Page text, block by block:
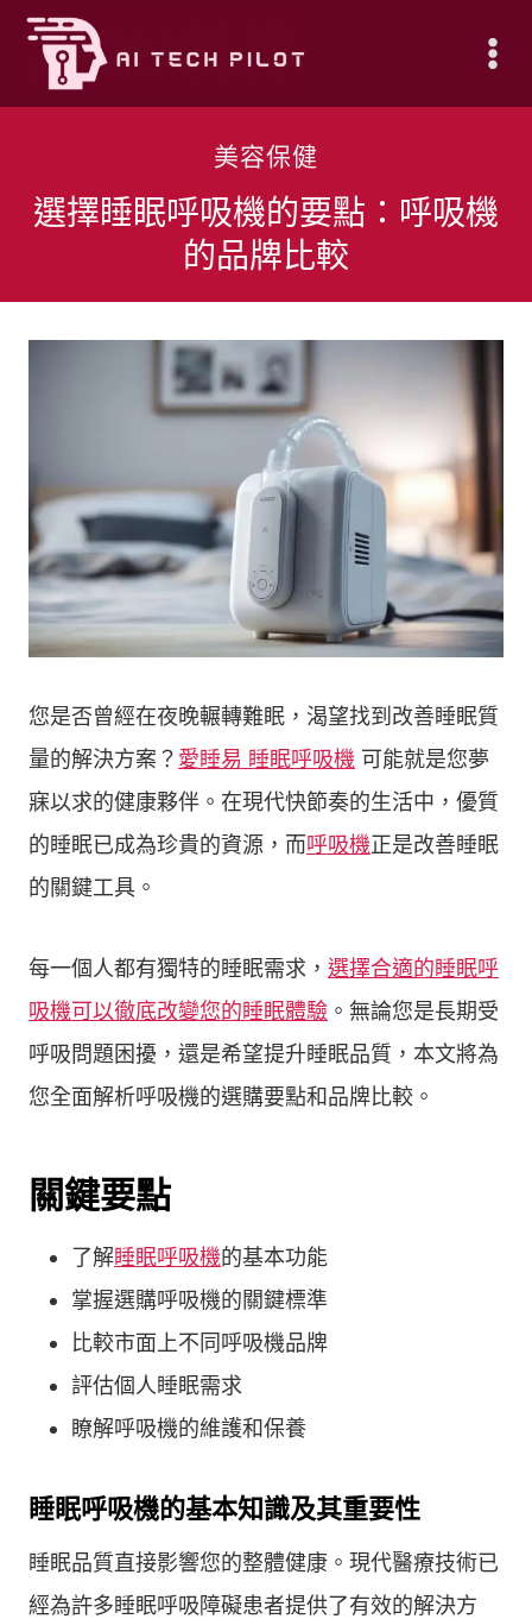
Skip
content
美容保健
選擇睡眠呼吸機的要點：呼吸機
的品牌比較
您是否曾經在夜晚輾轉難眠，渴望找到改善睡眠質
量的解決方案？ 愛睡易 睡眠呼吸機 可能就是您夢
寐以求的健康夥伴。在現代快節奏的生活中，優質
的睡眠已成為珍貴的資源，而呼吸機正是改善睡眠
的關鍵工具。
每一個人都有獨特的睡眠需求， 選擇合適的睡眠呼
吸機可以徹底改變您的睡眠體驗 。無論您是長期受
呼吸問題困擾，還是希望提升睡眠品質，本文將為
您全面解析呼吸機的選購要點和品牌比較。
關鍵要點
了解睡眠呼吸機的基本功能
掌握選購呼吸機的關鍵標準
比較市面上不同呼吸機品牌
評估個人睡眠需求
瞭解呼吸機的維護和保養
睡眠呼吸機的基本知識及其重要性
睡眠品質直接影響您的整體健康。現代醫療技術已
經為許多睡眠呼吸障礙患者提供了有效的解決方